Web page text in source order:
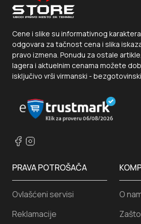
Cene i slike su informativnog
odgovara za tačnost cena i slika
pravo izmena. Ponudu za ostale
lagera i aktuelnim cenama možete
isključivo vrši virmanski -
PRAVA POTROŠAČA
Ovlašćeni servisi
Reklamacije
O